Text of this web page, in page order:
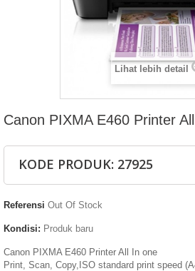
Lihat lebih detail
Canon PIXMA E460 Printer
KODE PRODUK: 27925
Referensi Out Of Stock
Kondisi: Produk baru
Canon PIXMA E460 Printer All In one
Print, Scan, Copy,ISO standard print speed